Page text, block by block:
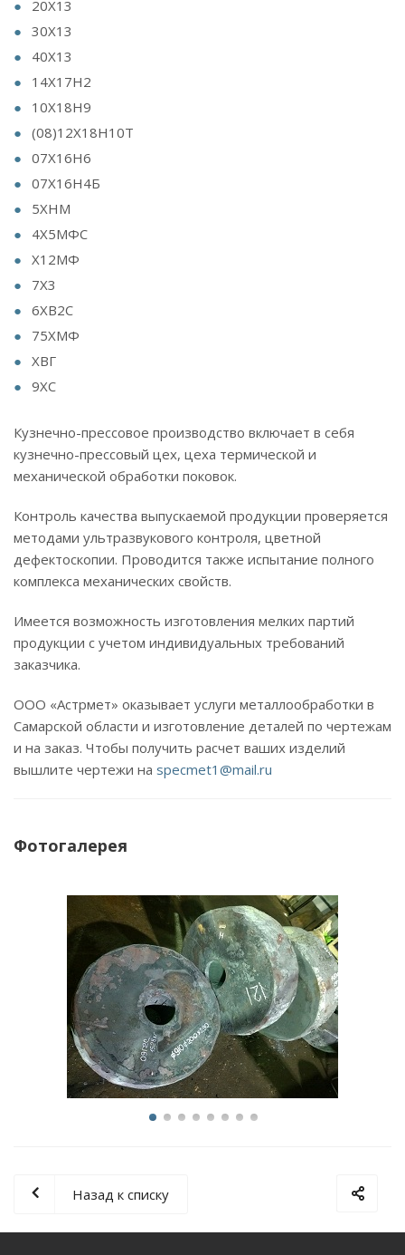
20Х13
30Х13
40Х13
14Х17Н2
10Х18Н9
(08)12Х18Н10Т
07Х16Н6
07Х16Н4Б
5ХНМ
4Х5МФС
Х12МФ
7Х3
6ХВ2С
75ХМФ
ХВГ
9ХС
Кузнечно-прессовое производство включает в себя
кузнечно-прессовый цех, цеха термической и
механической обработки поковок.
Контроль качества выпускаемой продукции проверяется
методами ультразвукового контроля, цветной
дефектоскопии. Проводится также испытание полного
комплекса механических свойств.
Имеется возможность изготовления мелких партий
продукции с учетом индивидуальных требований
заказчика.
ООО «Астрмет» оказывает услуги металлообработки в
Самарской области и изготовление деталей по чертежам
и на заказ. Чтобы получить расчет ваших изделий
вышлите чертежи на specmet1@mail.ru
Фотогалерея
Назад к списку